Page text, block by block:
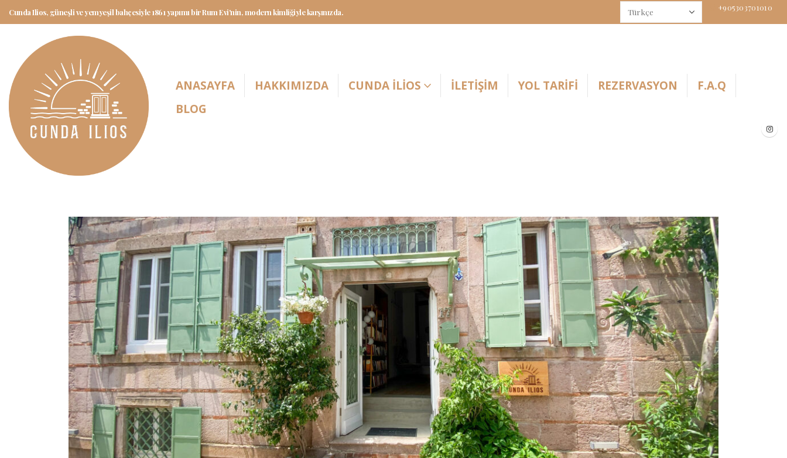
Cunda Ilios, güneşli ve yemyeşil bahçesiyle 1861 yapımı bir Rum Evi'nin, modern kimliğiyle karşınızda. +905303701010
ANASAYFA HAKKIMIZDA CUNDA İLIOS İLETİŞİM YOL TARIFI REZERVASYON
F.A.Q
BLOG